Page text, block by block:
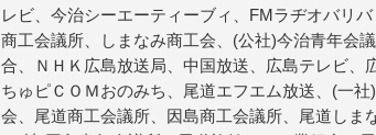
レビ、今治シーエーティーブィ、FMラヂオバリ
商工会議所、しまなみ商工会、(公社)今治青年会
合、ＮＨＫ広島放送局、中国放送、広島テレビ、
ちゅピＣＯＭおのみち、尾道エフエム放送、(一
会、尾道商工会議所、因島商工会議所、尾道しま